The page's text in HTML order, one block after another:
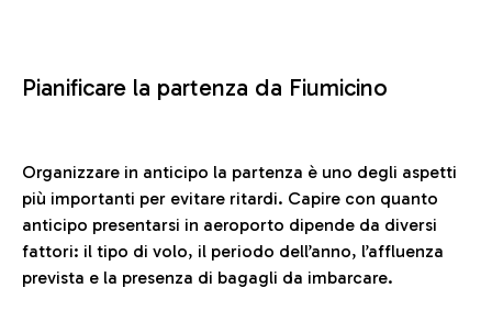
Pianificare la partenza da Fiumicino
Organizzare in anticipo la partenza è uno degli aspetti
più importanti per evitare ritardi. Capire con quanto
anticipo presentarsi in aeroporto dipende da diversi
fattori: il tipo di volo, il periodo dell’anno, l’affluenza
prevista e la presenza di bagagli da imbarcare.